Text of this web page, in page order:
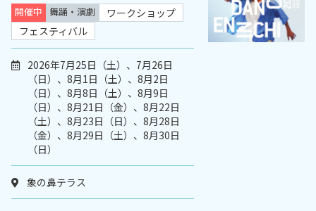
開催中 舞踊・演劇
ワークショップ
フェスティバル
2026年7月25日（土）、7月26日
（日）、8月1日（土）、8月2日
（日）、8月8日（土）、8月9日
（日）、8月21日（金）、8月22日
（土）、8月23日（日）、8月28日
（金）、8月29日（土）、8月30日
（日）
象の鼻テラス